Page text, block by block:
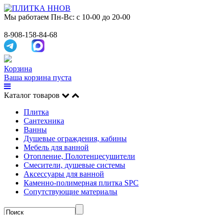
Мы работаем Пн-Вс: с 10-00 до 20-00
8-908-158-84-68
Корзина
Ваша корзина пуста
Каталог товаров
Плитка
Сантехника
Ванны
Душевые ограждения, кабины
Мебель для ванной
Отопление, Полотенцесушители
Смесители, душевые системы
Аксессуары для ванной
Каменно-полимерная плитка SPC
Сопутствующие материалы